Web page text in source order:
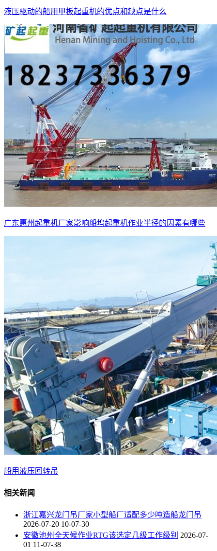
液压驱动的船用甲板起重机的优点和缺点是什么
广东惠州起重机厂家影响船坞起重机作业半径的因素有哪些
船用液压回转吊
相关新闻
浙江嘉兴龙门吊厂家小型船厂适配多少吨造船龙门吊
2026-07-20 10-07-30
安徽池州全天候作业RTG该选定几级工作级别 2026-07-
01 11-07-38